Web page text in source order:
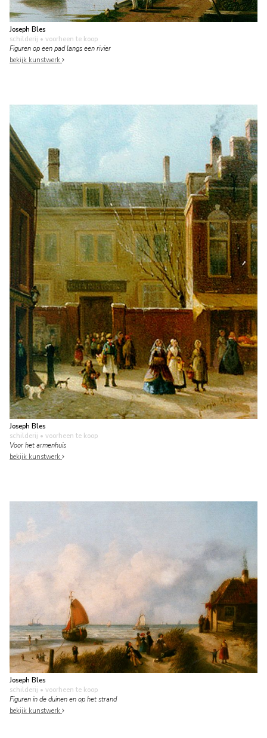
Joseph Bles
schilderij • voorheen te koop
Figuren op een pad langs een rivier
bekijk kunstwerk
Joseph Bles
schilderij • voorheen te koop
Voor het armenhuis
bekijk kunstwerk
Joseph Bles
schilderij • voorheen te koop
Figuren in de duinen en op het strand
bekijk kunstwerk